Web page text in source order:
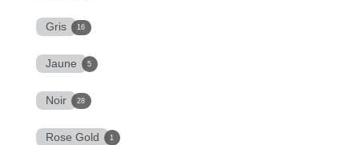
Gris 16
Jaune 5
Noir 28
Rose Gold 1